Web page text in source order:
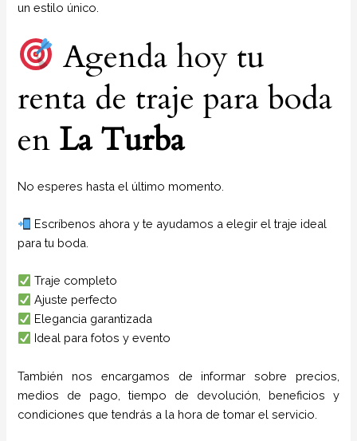
un estilo único.
Agenda hoy tu
renta de traje para boda
en La Turba
No esperes hasta el último momento.
Escríbenos ahora y te ayudamos a elegir el traje ideal
para tu boda.
Traje completo
Ajuste perfecto
Elegancia garantizada
Ideal para fotos y evento
También nos encargamos de informar sobre precios,
medios de pago, tiempo de devolución, beneficios y
condiciones que tendrás a la hora de tomar el servicio.